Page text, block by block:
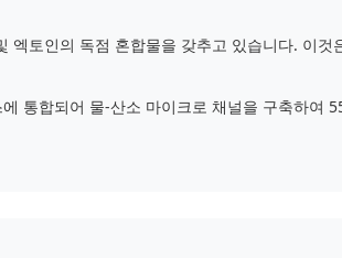
엑토인의 독점 혼합물을 갖추고 있습니다. 이것
통합되어 물-산소 마이크로 채널을 구축하여